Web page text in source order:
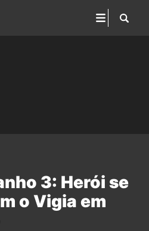
3: Herói se
o Vigia em